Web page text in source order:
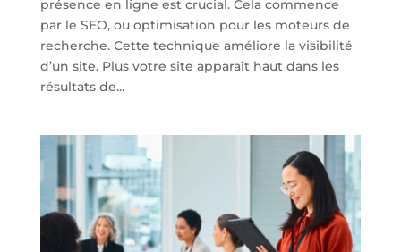
présence en ligne est crucial. Cela commence
par le SEO, ou optimisation pour les moteurs de
recherche. Cette technique améliore la visibilité
d’un site. Plus votre site apparaît haut dans les
résultats de...